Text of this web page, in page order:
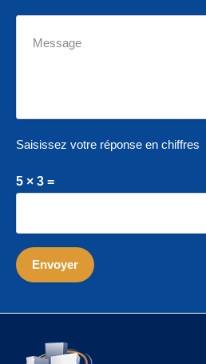
Saisissez votre réponse en chiffres
5 × 3 =